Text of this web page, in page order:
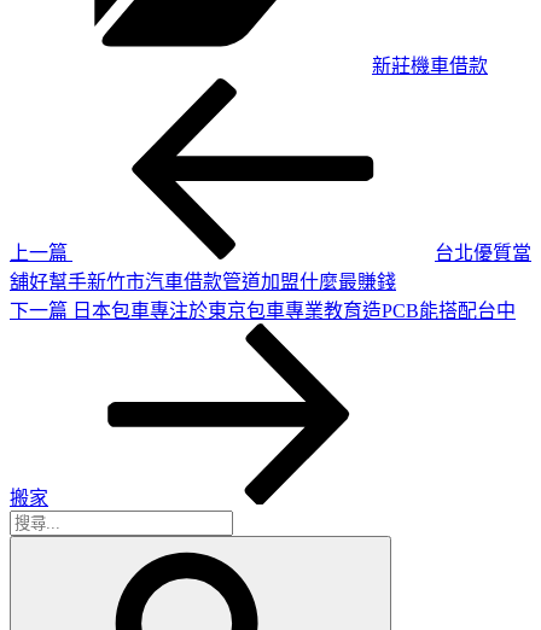
新莊機車借款
上一篇
台北優質當
舖好幫手新竹市汽車借款管道加盟什麼最賺錢
下
下一篇 日本包車專注於東京包車專業教育造PCB能搭配台中
搬家
搜